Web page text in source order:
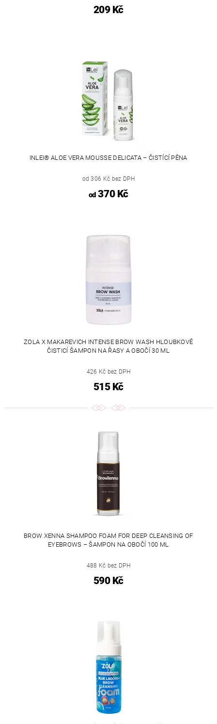
209 Kč
INLEI® ALOE VERA MOUSSE DELICATA – ČISTÍCÍ PĚNA
od 306 Kč bez DPH
od370 Kč
ZOLA X MAKAREVICH INTENSE BROW WASH HLOUBKOVĚ
ČISTICÍ ŠAMPON NA ŘASY A OBOČÍ 30 ML
426 Kč bez DPH
515 Kč
BROW XENNA SHAMPOO FOAM FOR DEEP CLEANSING OF
EYEBROWS – ŠAMPON NA OBOČÍ 100 ML
488 Kč bez DPH
590 Kč